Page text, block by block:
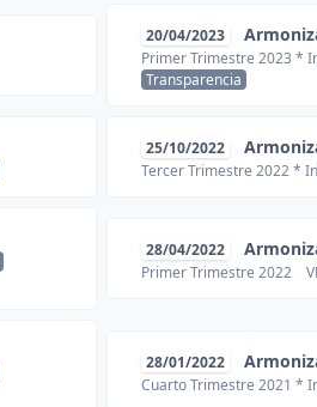
20/04/2023
Primer Trimestre 2023 *
Transparencia
25/10/2022
Tercer Trimestre 2022 *
28/04/2022
Primer Trimestre 2022
28/01/2022
Cuarto Trimestre 2021 *